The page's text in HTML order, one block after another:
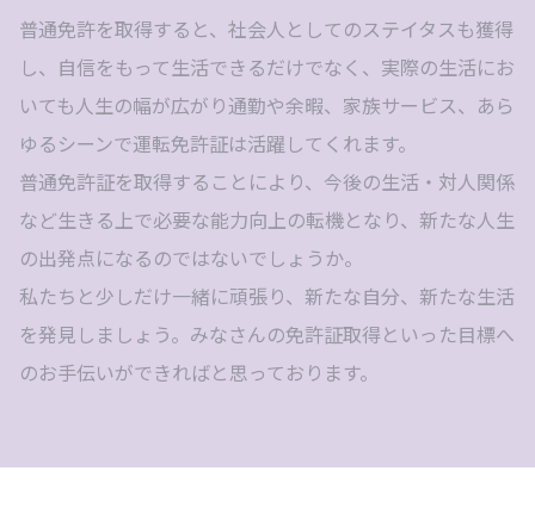
普通免許を取得すると、社会人としてのステイタスも獲得
し、自信をもって生活できるだけでなく、実際の生活にお
いても人生の幅が広がり通勤や余暇、家族サービス、あら
ゆるシーンで運転免許証は活躍してくれます。
普通免許証を取得することにより、今後の生活・対人関係
など生きる上で必要な能力向上の転機となり、新たな人生
の出発点になるのではないでしょうか。
私たちと少しだけ一緒に頑張り、新たな自分、新たな生活
を発見しましょう。みなさんの免許証取得といった目標へ
のお手伝いができればと思っております。